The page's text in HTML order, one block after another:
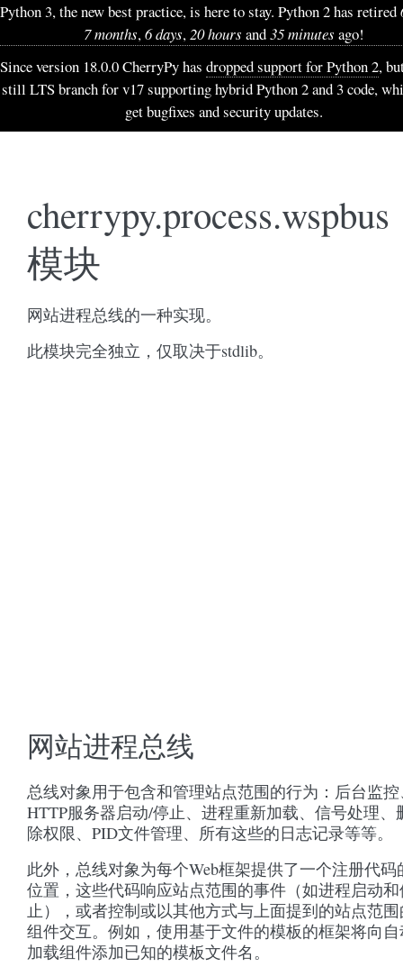
cherrypy.process.wspbus
模块
网站进程总线的一种实现。
此模块完全独立，仅取决于stdlib。
网站进程总线
总线对象用于包含和管理站点范围的行为：后台监
HTTP服务器启动/停止、进程重新加载、信号处理、
除权限、PID文件管理、所有这些的日志记录等等。
此外，总线对象为每个Web框架提供了一个注册代码
位置，这些代码响应站点范围的事件（如进程启动
止），或者控制或以其他方式与上面提到的站点范
组件交互。例如，使用基于文件的模板的框架将向
加载组件添加已知的模板文件名。
Python 3, the new best practice, is here to stay. Python 2 has retired
7 months,6 days,20 hours and35 minutes ago!
Since version 18.0.0 CherryPy has dropped support for Python 2,
still LTS branch for v17 supporting hybrid Python 2 and 3 code,
get bugfixes and security updates.